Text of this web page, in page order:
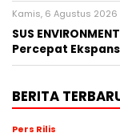
Kamis, 6 Agustus 2026
SUS
Percepat
BERITA
Pers Rilis